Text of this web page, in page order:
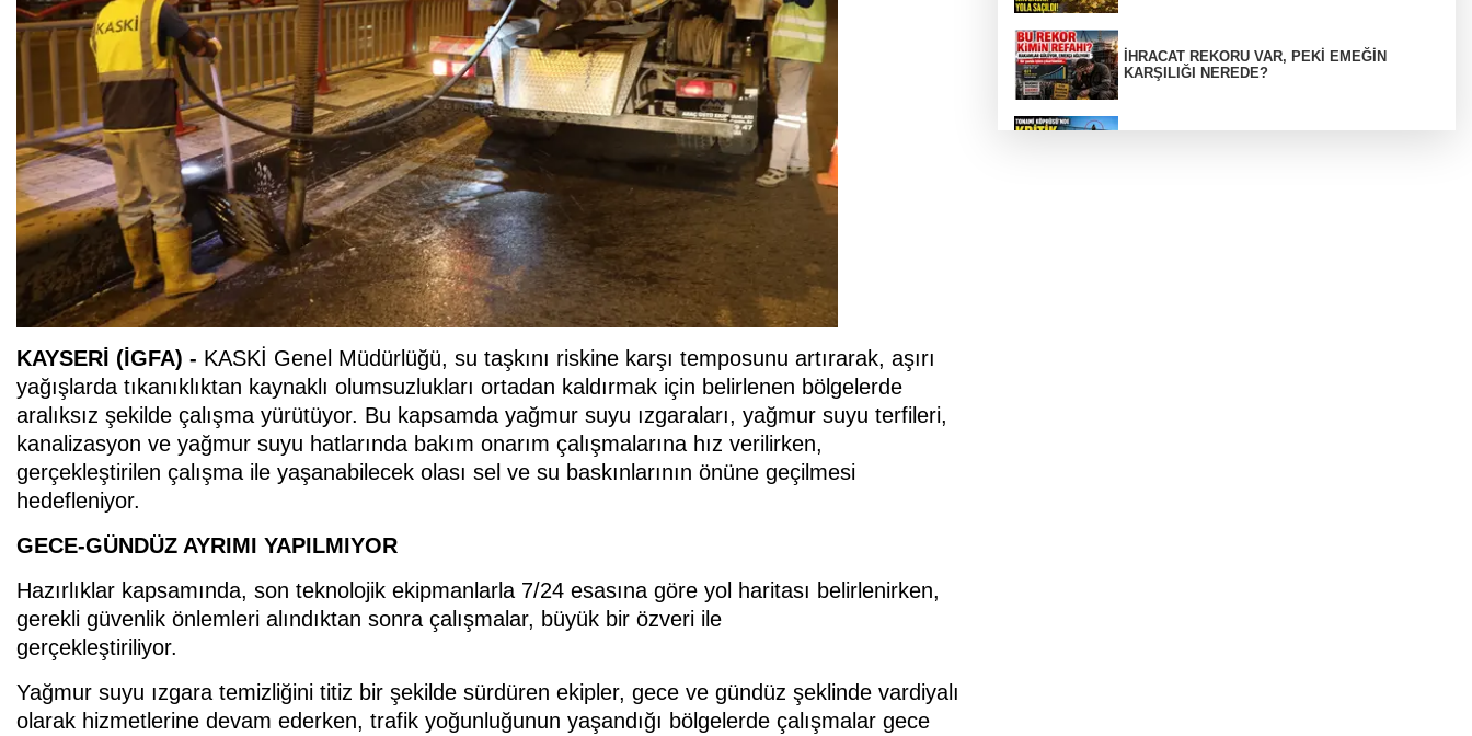
KAYSERİ (İGFA) - KASKİ Genel Müdürlüğü, su taşkını riskine karşı temposunu artırarak, aşırı
yağışlarda tıkanıklıktan kaynaklı olumsuzlukları ortadan kaldırmak için belirlenen bölgelerde
aralıksız şekilde çalışma yürütüyor. Bu kapsamda yağmur suyu ızgaraları, yağmur suyu terfileri,
kanalizasyon ve yağmur suyu hatlarında bakım onarım çalışmalarına hız verilirken,
gerçekleştirilen çalışma ile yaşanabilecek olası sel ve su baskınlarının önüne geçilmesi
hedefleniyor.
GECE-GÜNDÜZ AYRIMI YAPILMIYOR
Hazırlıklar kapsamında, son teknolojik ekipmanlarla 7/24 esasına göre yol haritası belirlenirken,
gerekli güvenlik önlemleri alındıktan sonra çalışmalar, büyük bir özveri ile
gerçekleştiriliyor.
Yağmur suyu ızgara temizliğini titiz bir şekilde sürdüren ekipler, gece ve gündüz şeklinde vardiyalı
olarak hizmetlerine devam ederken, trafik yoğunluğunun yaşandığı bölgelerde çalışmalar gece
İHRACAT REKORU VAR, PEKİ EMEĞİN
KARŞILIĞI NEREDE?